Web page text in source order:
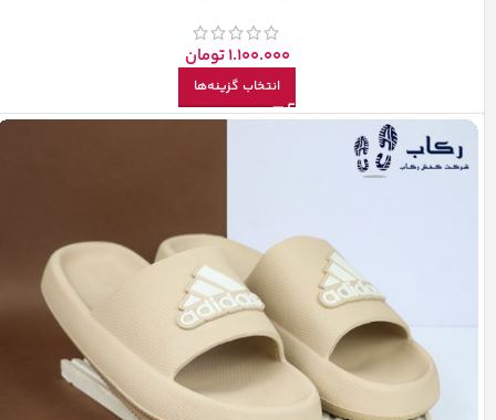
1.100.000تومان
انتخاب گزینه‌ها